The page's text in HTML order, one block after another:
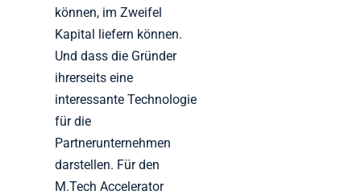
können, im Zweifel
Kapital liefern können.
Und dass die Gründer
ihrerseits eine
interessante Technologie
für die
Partnerunternehmen
darstellen. Für den
M.Tech Accelerator